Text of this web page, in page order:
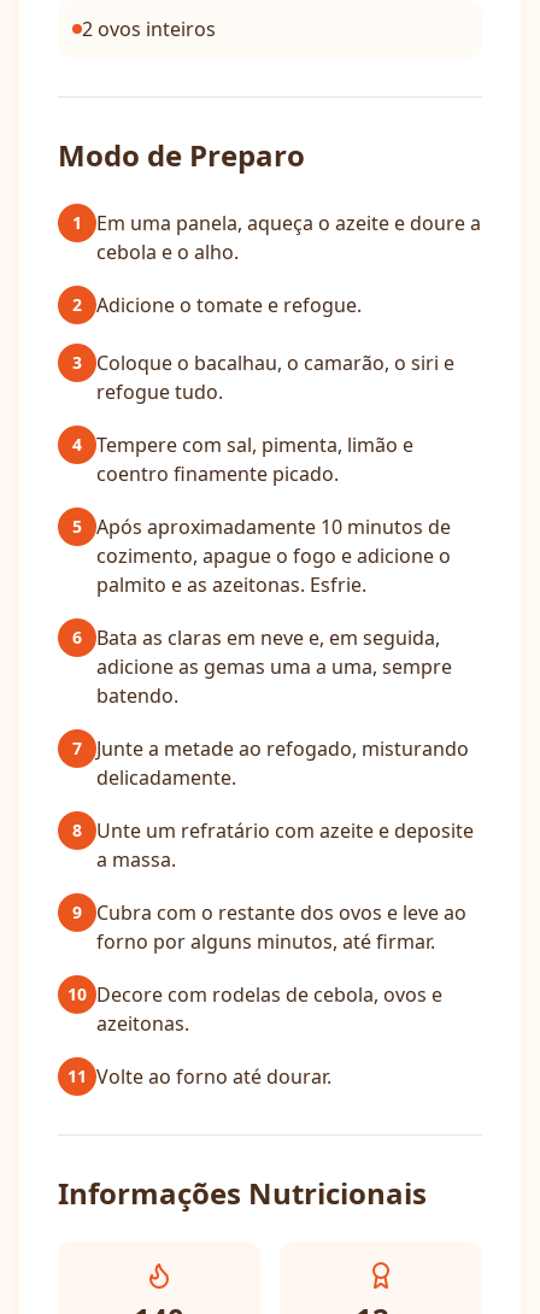
2 ovos inteiros
Modo de Preparo
1
Em uma panela, aqueça o azeite e doure a
cebola e o alho.
2 Adicione o tomate e refogue.
3
Coloque o bacalhau, o camarão, o siri e
refogue tudo.
4
Tempere com sal, pimenta, limão e
coentro finamente picado.
5
Após aproximadamente 10 minutos de
cozimento, apague o fogo e adicione o
palmito e as azeitonas. Esfrie.
6
Bata as claras em neve e, em seguida,
adicione as gemas uma a uma, sempre
batendo.
7
Junte a metade ao refogado, misturando
delicadamente.
8
Unte um refratário com azeite e deposite
a massa.
9
Cubra com o restante dos ovos e leve ao
forno por alguns minutos, até firmar.
10 Decore com rodelas de cebola, ovos e
azeitonas.
11 Volte ao forno até dourar.
Informações Nutricionais